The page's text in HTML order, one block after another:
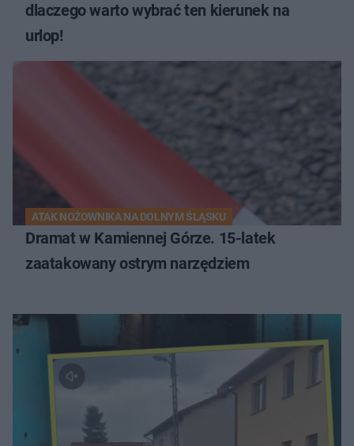
dlaczego warto wybrać ten kierunek na
urlop!
ATAK NOŻOWNIKA NA DOLNYM ŚLĄSKU
Dramat w Kamiennej Górze. 15-latek
zaatakowany ostrym narzędziem